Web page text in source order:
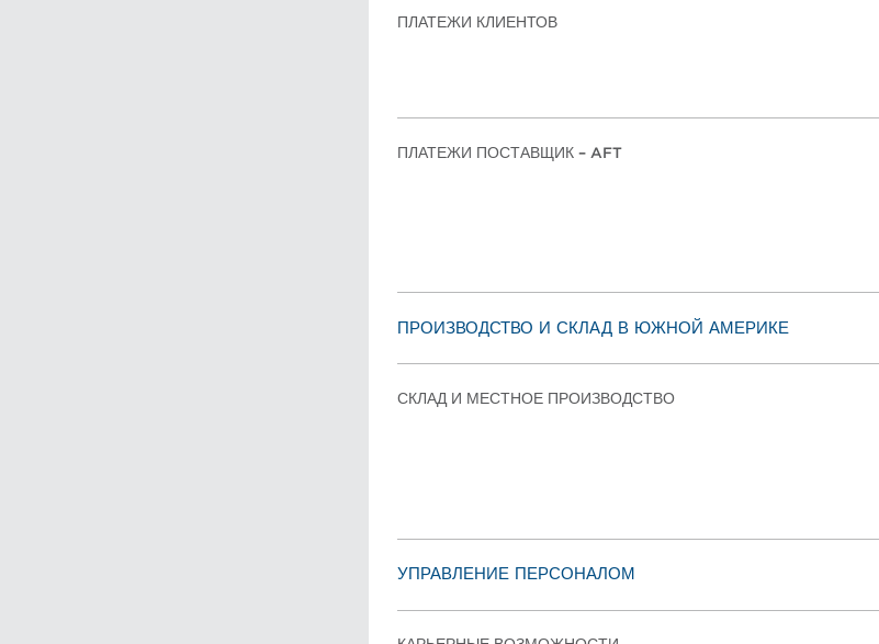
ПЛАТЕЖИ КЛИЕНТОВ
ПЛАТЕЖИ ПОСТАВЩИК – AFT
ПРОИЗВОДСТВО И СКЛАД В ЮЖНОЙ АМЕРИКЕ
СКЛАД И МЕСТНОЕ ПРОИЗВОДСТВО
УПРАВЛЕНИЕ ПЕРСОНАЛОМ